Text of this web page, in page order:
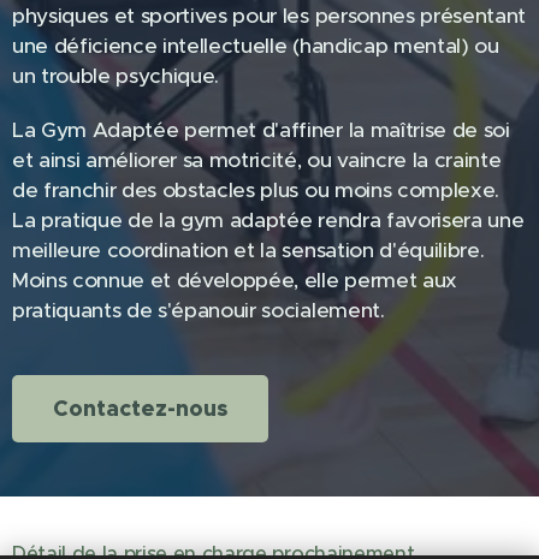
physiques et sportives pour les personnes présentant
une déficience intellectuelle (handicap mental) ou
un trouble psychique.
La Gym Adaptée permet d'affiner la maîtrise de soi
et ainsi améliorer sa motricité, ou vaincre la crainte
de franchir des obstacles plus ou moins complexe.
La pratique de la gym adaptée rendra favorisera une
meilleure coordination et la sensation d'équilibre.
Moins connue et développée, elle permet aux
pratiquants de s'épanouir socialement.
Contactez-nous
Détail de la prise en charge prochainement